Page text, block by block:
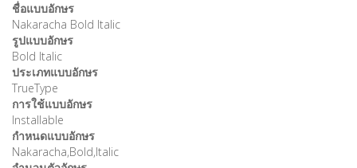
ชื่อแบบอักษร
Nakaracha Bold Italic
รูปแบบอักษร
Bold Italic
ประเภทแบบอักษร
TrueType
การใช้แบบอักษร
Installable
กำหนดแบบอักษร
Nakaracha,Bold,Italic